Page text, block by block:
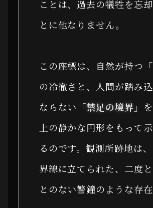
ことは、過去の犠牲を忘
とに他なりません。
この座標は、自然が持つ「
の冷徹さと、人間が踏み
ならない 「禁足の境界」
上の静かな円形をもって
るのです。観測所跡地は
界線に立てられた、二度
とのない警鐘のような存在